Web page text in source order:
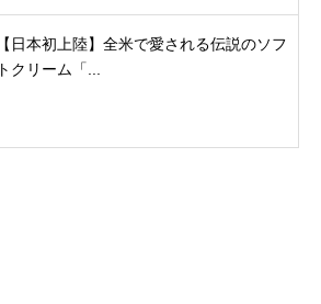
【日本初上陸】全米で愛される伝説のソフ
トクリーム「...